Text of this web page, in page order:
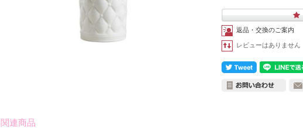
返品・交換のご案内
レビューはありません
関連商品